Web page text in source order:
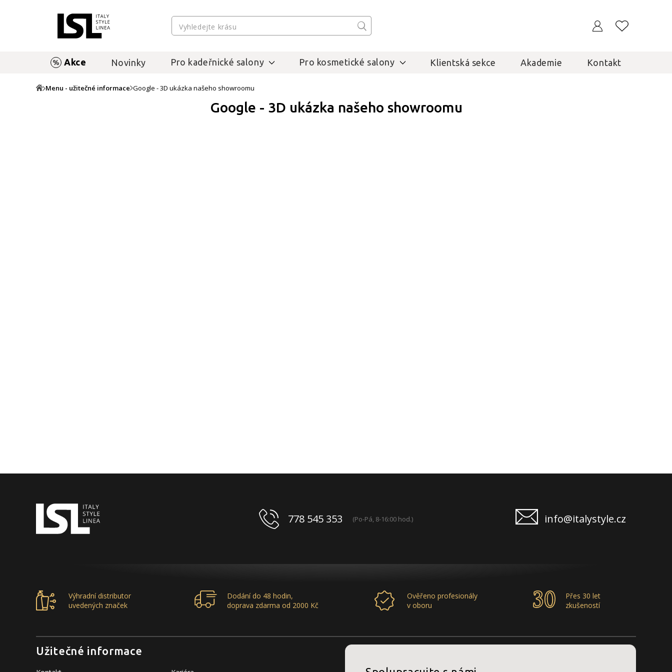
Akce Novinky Pro kadeřnické salony Pro kosmetické salony Klientská sekce Akademie Kontakt
Menu - užitečné informace Google - 3D ukázka našeho showroomu
Google - 3D ukázka našeho showroomu
778 545 353 (Po-Pá, 8-16:00 hod.) info@italystyle.cz
Výhradní distributor
uvedených značek
Dodání do 48 hodin,
doprava zdarma od 2000 Kč
Ověřeno profesionály
v oboru
Přes 30 let
zkušeností
Užitečné informace